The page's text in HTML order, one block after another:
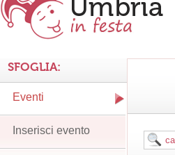
SFOGLIA:
Eventi
Inserisci evento